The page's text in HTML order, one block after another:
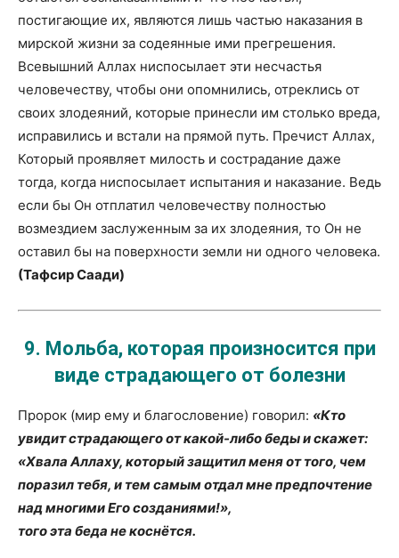
постигающие их, являются лишь частью наказания в
мирской жизни за содеянные ими прегрешения.
Всевышний Аллах ниспосылает эти несчастья
человечеству, чтобы они опомнились, отреклись от
своих злодеяний, которые принесли им столько вреда,
исправились и встали на прямой путь. Пречист Аллах,
Который проявляет милость и сострадание даже
тогда, когда ниспосылает испытания и наказание. Ведь
если бы Он отплатил человечеству полностью
возмездием заслуженным за их злодеяния, то Он не
оставил бы на поверхности земли ни одного человека.
(Тафсир Саади)
9. Мольба, которая произносится при
виде страдающего от болезни
Пророк (мир ему и благословение) говорил: «Кто
увидит страдающего от какой-либо беды и скажет:
«Хвала Аллаху, который защитил меня от того, чем
поразил тебя, и тем самым отдал мне предпочтение
над многими Его созданиями!»,
того эта беда не коснётся.